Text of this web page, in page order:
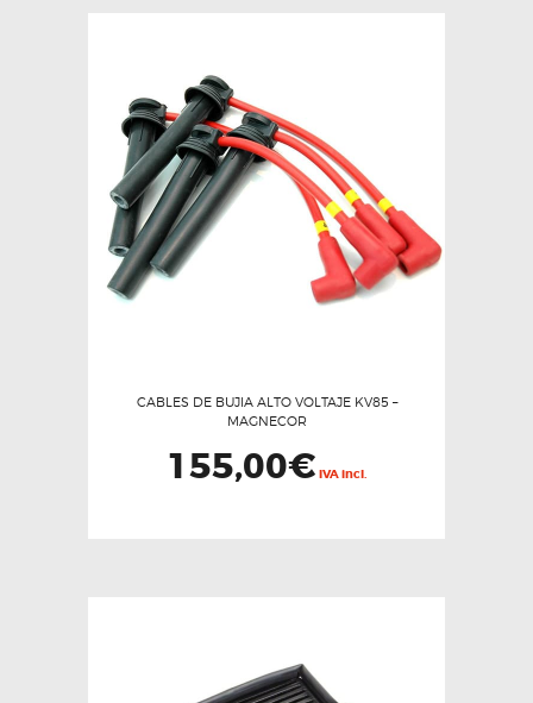
CABLES DE BUJIA ALTO VOLTAJE KV85 –
MAGNECOR
155,00€ IVA incl.